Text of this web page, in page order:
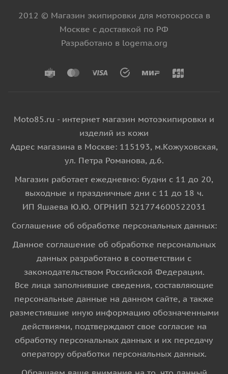
2012 © Магазин экипировки для мотокросса в
Москве с доставкой по РФ
Разработано в logema.org
Moto85.ru - интернет магазин мотоэкипировки и
изделий из кожи
Адрес магазина в Москве: 115193, м.Кожуховская,
ул. Петра Романова, д.6.
Магазин работает ежедневно: будни с 11 до 20,
выходные и праздничные дни с 11 до 18 ч.
ИП Яшаева Ю.Ю. ОГРНИП 321774600522031
Соглашение об обработке персональных данных:
Данное соглашение об обработке персональных
данных разработано в соответствии с
законодательством Российской Федерации.
Все лица заполнившие сведения, составляющие
персональные данные на данном сайте, а также
разместившие иную информацию обозначенными
действиями, подтверждают свое согласие на
обработку персональных данных и их передачу
оператору обработки персональных данных.